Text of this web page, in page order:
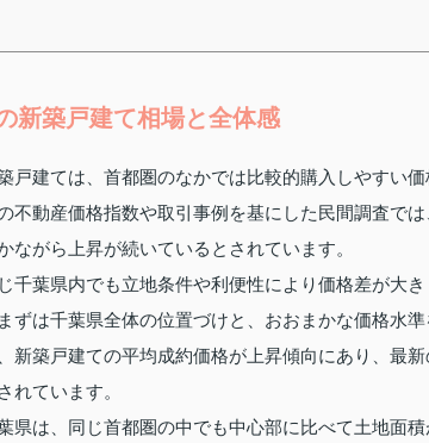
新築戸建て相場と全体感
戸建ては、首都圏のなかでは比較的購入しやすい価
不動産価格指数や取引事例を基にした民間調査で
ながら上昇が続いているとされています。
千葉県内でも立地条件や利便性により価格差が大
ずは千葉県全体の位置づけと、おおまかな価格水準
新築戸建ての平均成約価格が上昇傾向にあり、最
れています。
県は、同じ首都圏の中でも中心部に比べて土地面